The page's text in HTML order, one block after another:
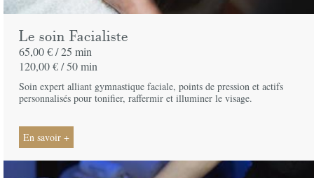
Le soin Facialiste
65,00 € /25 min
120,00 € /50 min
Soin expert alliant gymnastique faciale, points de pression et actifs
personnalisés pour tonifier, raffermir et illuminer le visage.
En savoir +